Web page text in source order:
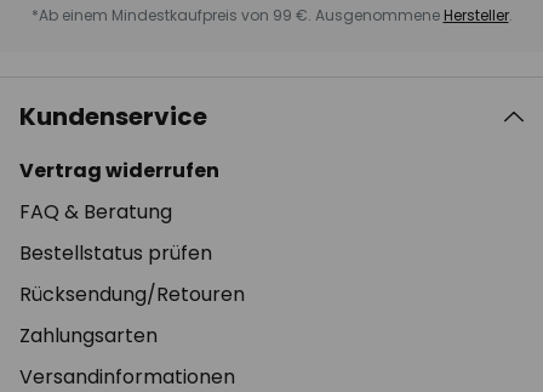
*Ab einem Mindestkaufpreis von 99 €. Ausgenommene Hersteller.
Kundenservice
Vertrag widerrufen
FAQ & Beratung
Bestellstatus prüfen
Rücksendung/Retouren
Zahlungsarten
Versandinformationen